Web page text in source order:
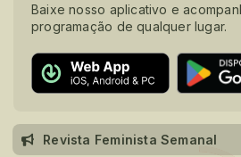
Baixe nosso aplicativo e
programação de qualquer lugar.
Revista Feminista Semanal